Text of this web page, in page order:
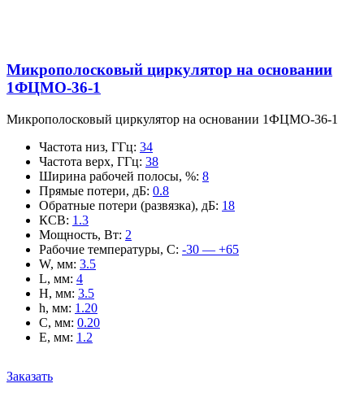
Микрополосковый циркулятор на основании
1ФЦМО-36-1
Микрополосковый циркулятор на основании 1ФЦМО-36-1
Частота низ, ГГц: 34
Частота верх, ГГц: 38
Ширина рабочей полосы, %: 8
Прямые потери, дБ: 0.8
Обратные потери (развязка), дБ: 18
КСВ: 1.3
Мощность, Вт: 2
Рабочие температуры, С: -30 — +65
W, мм: 3.5
L, мм: 4
H, мм: 3.5
h, мм: 1.20
C, мм: 0.20
E, мм: 1.2
Заказать